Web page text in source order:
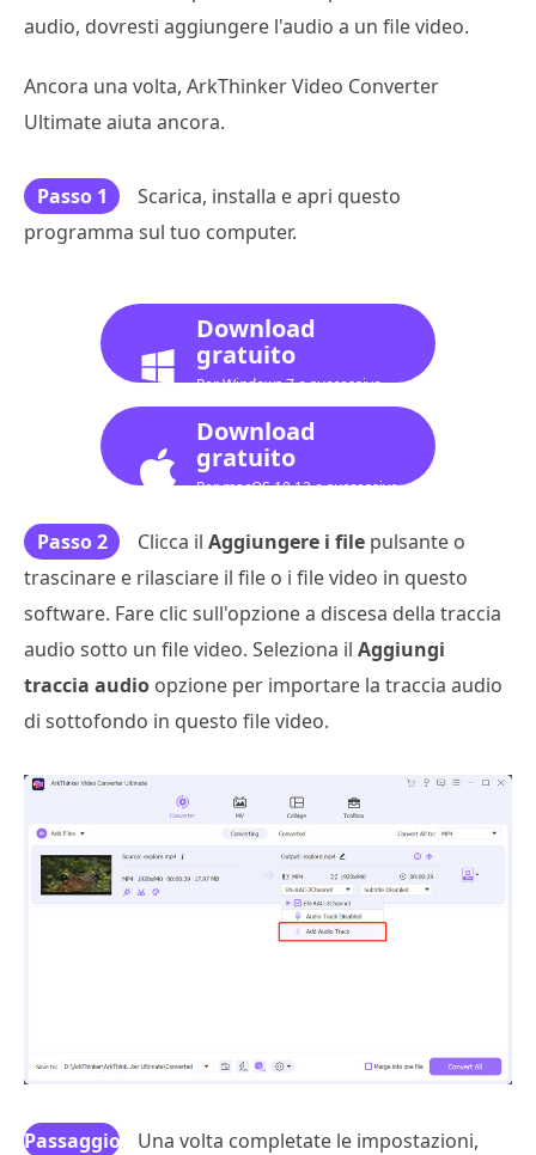
audio, dovresti aggiungere l'audio a un file video.
Ancora una volta, ArkThinker Video Converter
Ultimate aiuta ancora.
Passo 1
Scarica, installa e apri questo
programma sul tuo computer.
Download
gratuito
Per Windows 7 o successivo
Download
gratuito
Per macOS 10.12 o successivo
Passo 2 Clicca il Aggiungere i file pulsante o
trascinare e rilasciare il file o i file video in questo
software. Fare clic sull'opzione a discesa della traccia
audio sotto un file video. Seleziona il Aggiungi
traccia audio opzione per importare la traccia audio
di sottofondo in questo file video.
Passaggio
Una volta completate le impostazioni,